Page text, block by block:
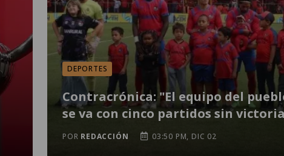
DEPORTES
Contracrónica: "El equipo del
se va con cinco partidos sin
POR REDACCIÓN 03:50 PM, DIC 02